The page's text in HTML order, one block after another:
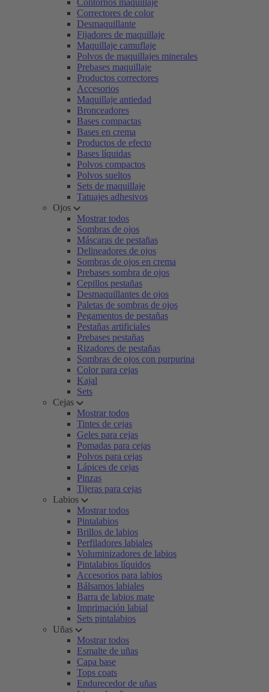
Contornos maquillaje
Correctores de color
Desmaquillante
Fijadores de maquillaje
Maquillaje camuflaje
Polvos de maquillajes minerales
Prebases maquillaje
Productos correctores
Accesorios
Maquillaje antiedad
Bronceadores
Bases compactas
Bases en crema
Productos de efecto
Bases líquidas
Polvos compactos
Polvos sueltos
Sets de maquillaje
Tatuajes adhesivos
Ojos
Mostrar todos
Sombras de ojos
Máscaras de pestañas
Delineadores de ojos
Sombras de ojos en crema
Prebases sombra de ojos
Cepillos pestañas
Desmaquillantes de ojos
Paletas de sombras de ojos
Pegamentos de pestañas
Pestañas artificiales
Prebases pestañas
Rizadores de pestañas
Sombras de ojos con purpurina
Color para cejas
Kajal
Sets
Cejas
Mostrar todos
Tintes de cejas
Geles para cejas
Pomadas para cejas
Polvos para cejas
Lápices de cejas
Pinzas
Tijeras para cejas
Labios
Mostrar todos
Pintalabios
Brillos de labios
Perfiladores labiales
Voluminizadores de labios
Pintalabios líquidos
Accesorios para labios
Bálsamos labiales
Barra de labios mate
Imprimación labial
Sets pintalabios
Uñas
Mostrar todos
Esmalte de uñas
Capa base
Tops coats
Endurecedor de uñas